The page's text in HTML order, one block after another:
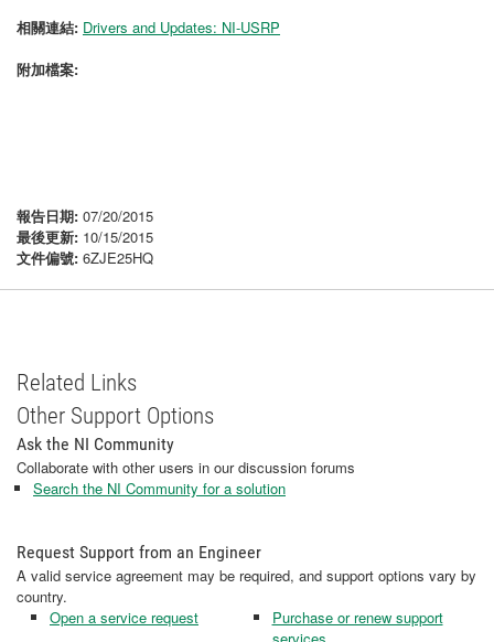
相關連結: Drivers and Updates: NI-USRP
附加檔案:
報告日期: 07/20/2015
最後更新: 10/15/2015
文件偏號: 6ZJE25HQ
Related Links
Other Support Options
Ask the NI Community
Collaborate with other users in our discussion forums
Search the NI Community for a solution
Request Support from an Engineer
A valid service agreement may be required, and support options vary by
country.
Open a service request
Purchase or renew support